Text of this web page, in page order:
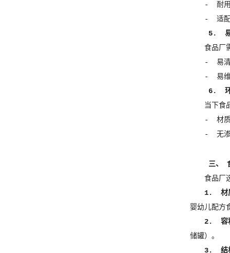
- 耐用
- 适配
5. 易
食品厂
- 易清
- 易维
6. 环
当下食
- 材质
- 无渗
三、
食品厂
1. 材
婴幼儿配方
2. 容
储罐）。
3. 结